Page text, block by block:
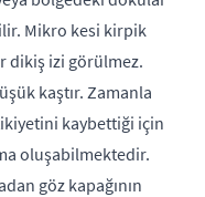
Mikro kesi kirpik
dikiş izi görülmez.
kaştır. Zamanla
kaybettiği için
oluşabilmektedir.
göz kapağının